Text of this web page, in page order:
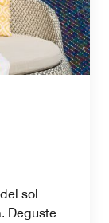
sol
Deguste